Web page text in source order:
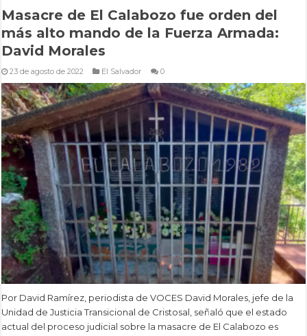
Masacre de El Calabozo fue orden del
más alto mando de la Fuerza Armada:
David Morales
23 de agosto de 2022 El Salvador 0
Por David Ramírez, periodista de VOCES David Morales, jefe de la
Unidad de Justicia Transicional de Cristosal, señaló que el estado
actual del proceso judicial sobre la masacre de El Calabozo es